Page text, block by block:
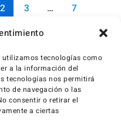
utilizamos tecnologías como
a la información del
tecnologías nos permitirá
de navegación o las
consentir o retirar el
a ciertas
2 3 …
7
Siguiente